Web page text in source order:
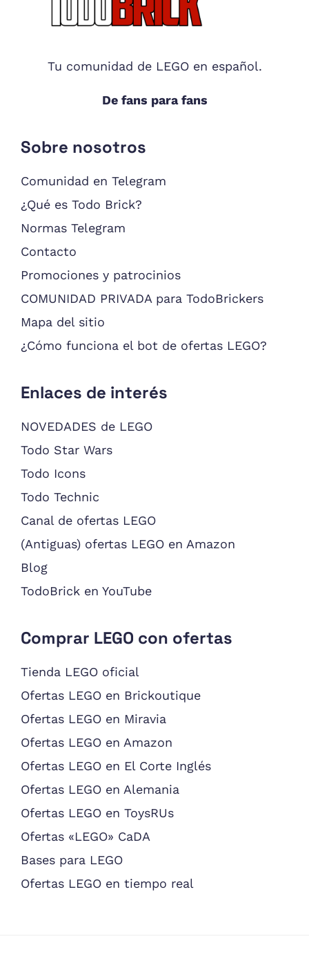
Footer
Tu comunidad de LEGO en español.
De fans para fans
Sobre nosotros
Comunidad en Telegram
¿Qué es Todo Brick?
Normas Telegram
Contacto
Promociones y patrocinios
COMUNIDAD PRIVADA para TodoBrickers
Mapa del sitio
¿Cómo funciona el bot de ofertas LEGO?
Enlaces de interés
NOVEDADES de LEGO
Todo Star Wars
Todo Icons
Todo Technic
Canal de ofertas LEGO
(Antiguas) ofertas LEGO en Amazon
Blog
TodoBrick en YouTube
Comprar LEGO con ofertas
Tienda LEGO oficial
Ofertas LEGO en Brickoutique
Ofertas LEGO en Miravia
Ofertas LEGO en Amazon
Ofertas LEGO en El Corte Inglés
Ofertas LEGO en Alemania
Ofertas LEGO en ToysRUs
Ofertas «LEGO» CaDA
Bases para LEGO
Ofertas LEGO en tiempo real